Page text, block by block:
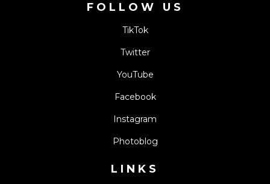
FOLLOW US
TikTok
Twitter
YouTube
Facebook
Instagram
Photoblog
LINKS